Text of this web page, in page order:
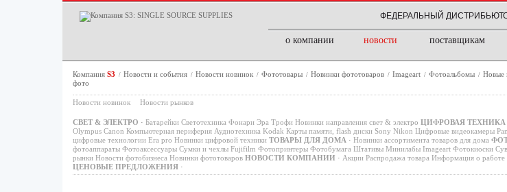
ФЕДЕРАЛЬНЫЙ
о компании новости поставщикам
Компания S3 / Новости и события / Новости новинок / Фототовары / Новинки фототоваров / Imageart / Фотоальбомы / Новые
фото
Новости новинок Новости рынков
СВЕТ & ЭЛЕКТРО · Батарейки Светотехника Фонари Эра Трофи Новинки направления свет & электро ЦИФРОВАЯ ТЕХНИКА
Olympus Canon Компьютерная периферия Аудиотехника Kodak Карты памяти, flash диски Sony Nikon Цифровые видеокамеры
цифровые технологии Era pro Новинки цифровой техники ТОВАРЫ ДЛЯ ДОМА · Новинки ассортимента товаров для дома
фотоаппараты Фотоаксессуары Сумки и чехлы Fujifilm Фотопринтеры Фотобумага Штативы Минилабы Imageart Фотокиоски
рынки Новости фотобизнеса Новинки фототоваров НОВОСТИ КОМПАНИИ · Акции Распродажа товара Информация о работе
ЦЕНОВЫЕ ПРЕДЛОЖЕНИЯ ·